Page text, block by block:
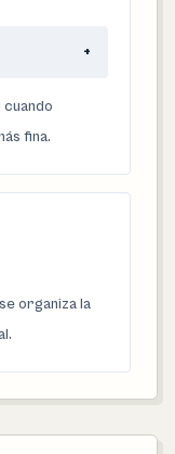
+
fina.
organiza la